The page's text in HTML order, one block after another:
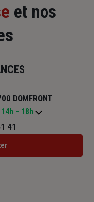
et nos
DOMFRONT
Ouvert 09h – 12h / 14h – 18h
– 18h
41